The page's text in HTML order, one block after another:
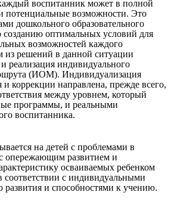
воспитанник может в полной
потенциальные возможности. Это
дошкольного образовательного
созданию оптимальных условий для
возможностей каждого
решений в данной ситуации
и реализация индивидуального
(ИОМ). Индивидуализация
и коррекции направлена, прежде всего,
между уровнем, который
программы, и реальными
воспитанника.
на детей с проблемами в
опережающим развитием и
осваиваемых ребенком
соответствии с индивидуальными
развития и способностями к учению.